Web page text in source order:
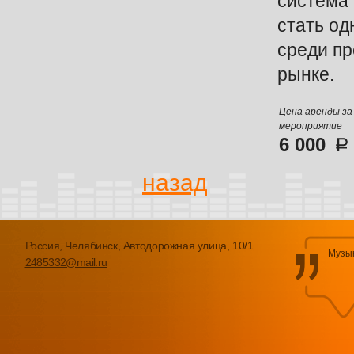
стать
среди
рынке.
Цена аренды за
мероприятие
6 000
назад
Россия, Челябинск, Автодорожная улица, 10/1
2485332@mail.ru